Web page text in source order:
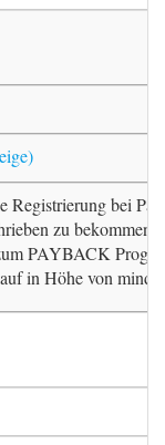
Registrierung bei
zu bekommen,
PAYBACK
in Höhe von